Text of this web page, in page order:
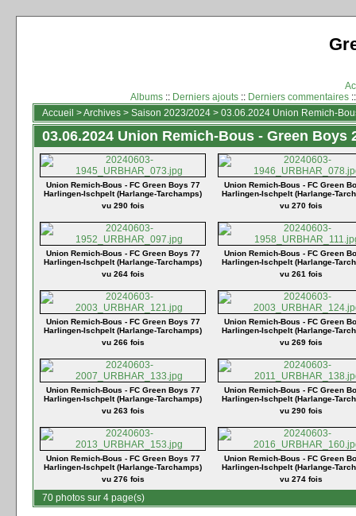
Albums :: Derniers ajouts :: Derniers commentaires
Accueil >Archives > Saison 2023/2024 > 03.06.2024 Union Remich-
03.06.2024 Union Remich-Bous - Green Boys
Union Remich-Bous - FC Green Boys 77
Harlingen-Ischpelt (Harlange-Tarchamps)
vu 290 fois
Union Remich-Bous - FC Green
Harlingen-Ischpelt (Harlange-
vu 270 fois
Union Remich-Bous - FC Green Boys 77
Harlingen-Ischpelt (Harlange-Tarchamps)
vu 264 fois
Union Remich-Bous - FC Green
Harlingen-Ischpelt (Harlange-
vu 261 fois
Union Remich-Bous - FC Green Boys 77
Harlingen-Ischpelt (Harlange-Tarchamps)
vu 266 fois
Union Remich-Bous - FC Green
Harlingen-Ischpelt (Harlange-
vu 269 fois
Union Remich-Bous - FC Green Boys 77
Harlingen-Ischpelt (Harlange-Tarchamps)
vu 263 fois
Union Remich-Bous - FC Green
Harlingen-Ischpelt (Harlange-
vu 290 fois
Union Remich-Bous - FC Green Boys 77
Harlingen-Ischpelt (Harlange-Tarchamps)
vu 276 fois
Union Remich-Bous - FC Green
Harlingen-Ischpelt (Harlange-
vu 274 fois
70 photos sur 4 page(s)